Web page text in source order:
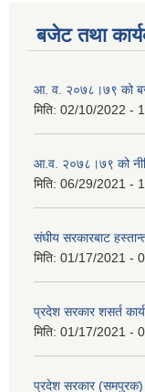
बजेट तथा
आ. व. २०७८।७९ को
मिति: 02/10/2022 -
आ.व. २०७८।७९ को
मिति: 06/29/2021 -
संघीय सरकारबाट
मिति: 01/17/2021 -
प्रदेश सरकार शसर्त
मिति: 01/17/2021 -
प्रदेश सरकार